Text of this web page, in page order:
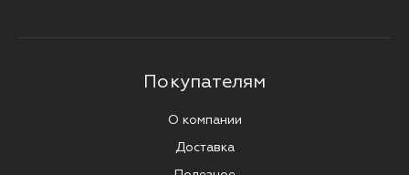
Покупателям
О компании
Доставка